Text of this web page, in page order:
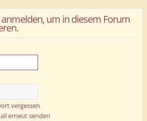
um in diesem Forum
vergessen
erneut senden